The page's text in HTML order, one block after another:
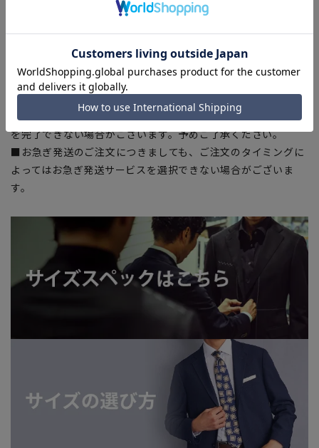
部、商品現物におすすめサイズ(ヌードサイズ)を記載している
加減により、実際の商品と掲載画像の色味が異なる場合がござ
います。
■店舗や各モールサイトと商品在庫を共有しております関係
上、ご注文いただいたタイミングにより欠品が発生し、ご注文
を完了できない場合がございます。予めご了承ください。
■お急ぎ発送のご注文につきましても、ご注文のタイミングに
よってはお急ぎ発送サービスを選択できない場合がございま
す。